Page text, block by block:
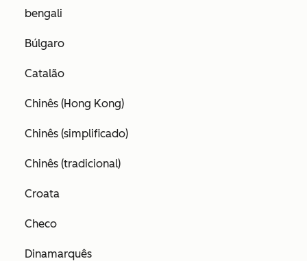
bengali
Búlgaro
Catalão
Chinês (Hong Kong)
Chinês (simplificado)
Chinês (tradicional)
Croata
Checo
Dinamarquês